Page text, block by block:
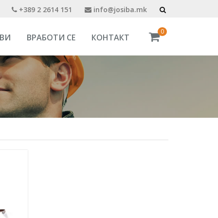
+389 2 2614 151 info@josiba.mk
0
ВРАБОТИ СЕ КОНТАКТ